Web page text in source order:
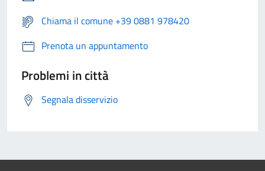
Chiama il comune +39 0881 978420
Prenota un appuntamento
Problemi in città
Segnala disservizio